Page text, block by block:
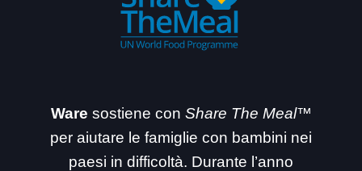
Ware sostiene con Share The Meal™
per aiutare le famiglie con bambini nei
paesi in difficoltà. Durante l’anno